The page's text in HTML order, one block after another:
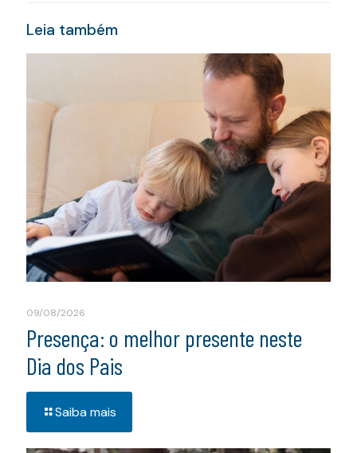
Leia também
09/08/2026
Presença: o melhor presente neste
Dia dos Pais
Saiba mais